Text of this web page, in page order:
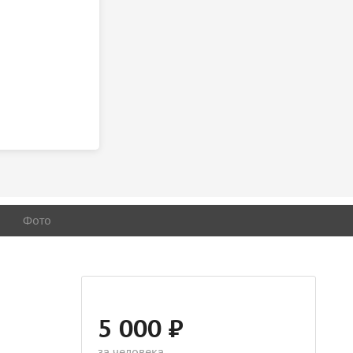
Фото
5 000 ₽